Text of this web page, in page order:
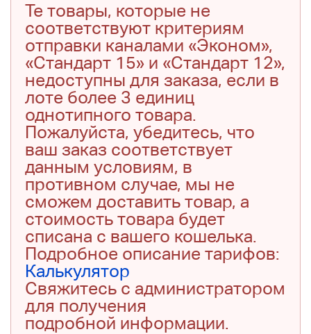
Те товары, которые не
соответствуют критериям
отправки каналами «Эконом»,
«Стандарт 15» и «Стандарт 12»,
недоступны для заказа, если в
лоте более 3 единиц
однотипного товара.
Пожалуйста, убедитесь, что
ваш заказ соответствует
данным условиям, в
противном случае, мы не
сможем доставить товар, а
стоимость товара будет
списана с вашего кошелька.
Подробное описание тарифов:
Калькулятор
Свяжитесь с администратором
для получения
подробной информации.